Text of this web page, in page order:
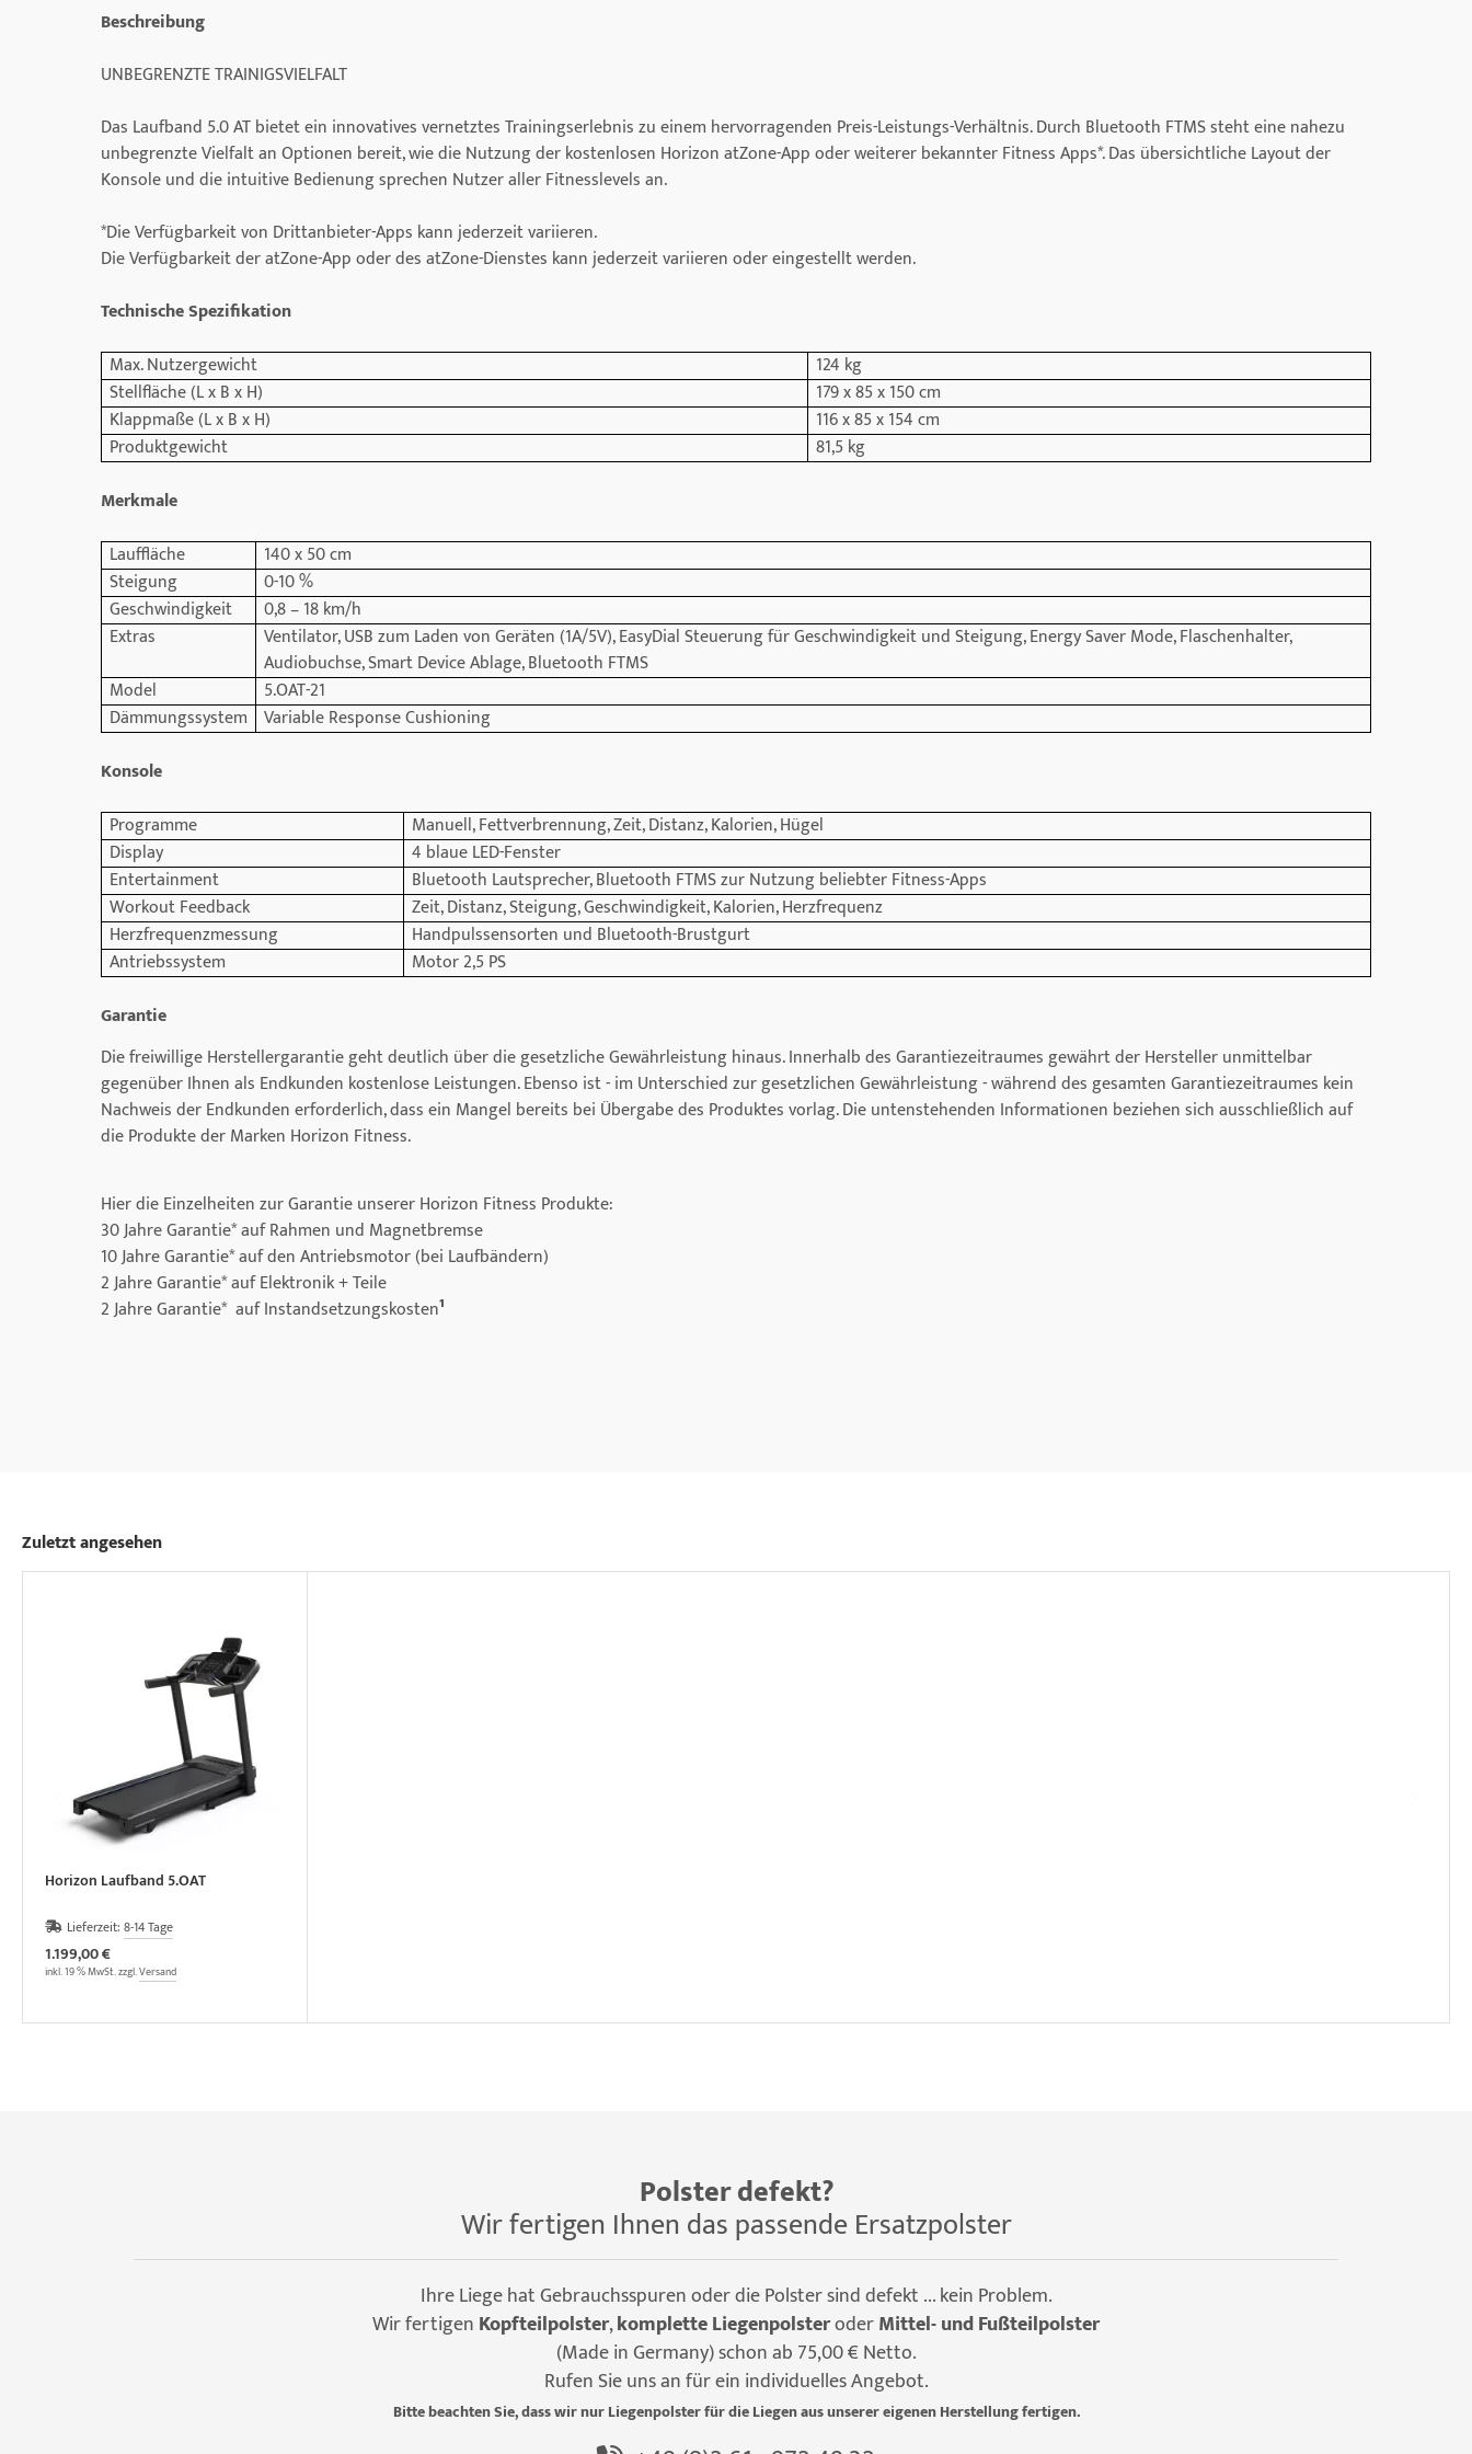
Beschreibung
UNBEGRENZTE TRAINIGSVIELFALT
Das Laufband 5.0 AT bietet ein innovatives vernetztes Trainingserlebnis zu einem hervorragenden Preis-Leistungs-Verhältnis. Durch Bluetooth FTMS steht eine nahezu
unbegrenzte Vielfalt an Optionen bereit, wie die Nutzung der kostenlosen Horizon atZone-App oder weiterer bekannter Fitness Apps*. Das übersichtliche Layout der
Konsole und die intuitive Bedienung sprechen Nutzer aller Fitnesslevels an.
*Die Verfügbarkeit von Drittanbieter-Apps kann jederzeit variieren.
Die Verfügbarkeit der atZone-App oder des atZone-Dienstes kann jederzeit variieren oder eingestellt werden.
Technische Spezifikation
Max. Nutzergewicht
124 kg
Stellfläche (L x B x H)
179 x 85 x 150 cm
Klappmaße (L x B x H)
116 x 85 x 154 cm
Produktgewicht
81,5 kg
Merkmale
Lauffläche
140 x 50 cm
Steigung
0-10 %
Geschwindigkeit
0,8 – 18 km/h
Extras
Ventilator, USB zum Laden von Geräten (1A/5V), EasyDial Steuerung für Geschwindigkeit und Steigung, Energy Saver Mode, Flaschenhalter,
Audiobuchse, Smart Device Ablage, Bluetooth FTMS
Model
5.OAT-21
Dämmungssystem Variable Response Cushioning
Konsole
Programme
Manuell, Fettverbrennung, Zeit, Distanz, Kalorien, Hügel
Display
4 blaue LED-Fenster
Entertainment
Bluetooth Lautsprecher, Bluetooth FTMS zur Nutzung beliebter Fitness-Apps
Workout Feedback
Zeit, Distanz, Steigung, Geschwindigkeit, Kalorien, Herzfrequenz
Herzfrequenzmessung
Handpulssensorten und Bluetooth-Brustgurt
Antriebssystem
Motor 2,5 PS
Garantie
Die freiwillige Herstellergarantie geht deutlich über die gesetzliche Gewährleistung hinaus. Innerhalb des Garantiezeitraumes gewährt der Hersteller unmittelbar
gegenüber Ihnen als Endkunden kostenlose Leistungen. Ebenso ist - im Unterschied zur gesetzlichen Gewährleistung - während des gesamten Garantiezeitraumes kein
Nachweis der Endkunden erforderlich, dass ein Mangel bereits bei Übergabe des Produktes vorlag. Die untenstehenden Informationen beziehen sich ausschließlich auf
die Produkte der Marken Horizon Fitness.
Hier die Einzelheiten zur Garantie unserer Horizon Fitness Produkte:
30 Jahre Garantie* auf Rahmen und Magnetbremse
10 Jahre Garantie* auf den Antriebsmotor (bei Laufbändern)
2 Jahre Garantie* auf Elektronik + Teile
2 Jahre Garantie* auf Instandsetzungskosten¹
Zuletzt angesehen
Horizon Laufband 5.OAT
Lieferzeit: 8-14 Tage
1.199,00 €
inkl. 19 % MwSt. zzgl.Versand
Polster defekt?
Wir fertigen Ihnen das passende Ersatzpolster
Ihre Liege hat Gebrauchsspuren oder die Polster sind defekt ... kein Problem.
Wir fertigen Kopfteilpolster,komplette LiegenpolsteroderMittel- und Fußteilpolster
(Made in Germany) schon ab 75,00 € Netto.
Rufen Sie uns an für ein individuelles Angebot.
Bitte beachten Sie, dass wir nur Liegenpolster für die Liegen aus unserer eigenen Herstellung fertigen.